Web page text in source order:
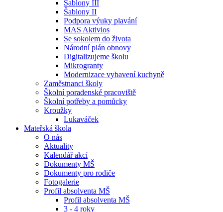
Šablony III
Šablony II
Podpora výuky plavání
MAS Aktivios
Se sokolem do života
Národní plán obnovy
Digitalizujeme školu
Mikrogranty
Modernizace vybavení kuchyně
Zaměstnanci školy
Školní poradenské pracoviště
Školní potřeby a pomůcky
Kroužky
Lukaváček
Mateřská škola
O nás
Aktuality
Kalendář akcí
Dokumenty MŠ
Dokumenty pro rodiče
Fotogalerie
Profil absolventa MŠ
Profil absolventa MŠ
3 - 4 roky